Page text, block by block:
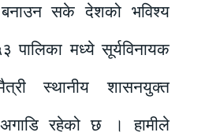
बनाउन सके देशको भविश्य
पालिका मध्ये सूर्यविनायक
स्थानीय शासनयुक्त
अगाडि रहेको छ । हामीले